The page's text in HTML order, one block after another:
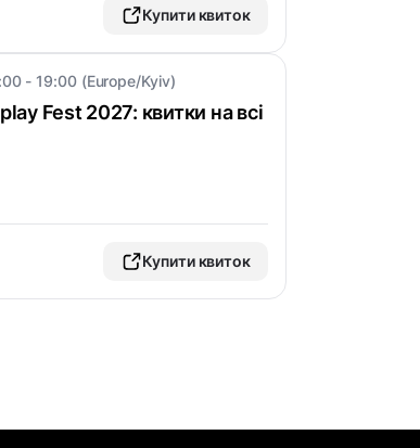
Купити квиток
- 19:00 (Europe/Kyiv)
Fest 2027: квитки на всі
Купити квиток